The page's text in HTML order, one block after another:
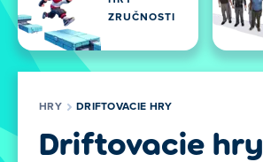
ZRUČNOSTI
HRY DRIFTOVACIE HRY
Driftovacie hry